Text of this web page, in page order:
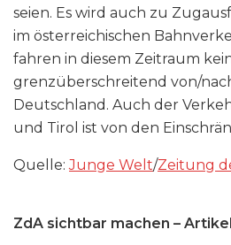
seien. Es wird auch zu
im österreichischen
fahren in diesem Zeitraum
grenzüberschreitend von/
Deutschland. Auch der
und Tirol ist von den
Quelle:Junge Welt/Zeitung
ZdA sichtbar machen –